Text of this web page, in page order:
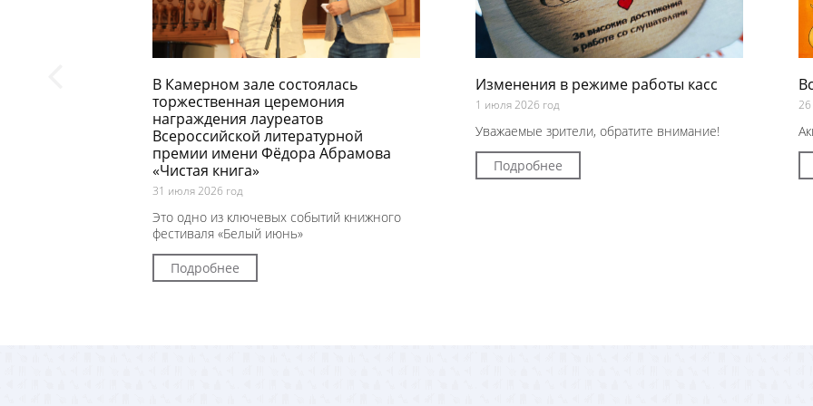
В Камерном зале состоялась
торжественная церемония
награждения лауреатов
Всероссийской литературной
премии имени Фёдора Абрамова
«Чистая книга»
31 июля 2026 год
Это одно из ключевых событий книжного
фестиваля «Белый июнь»
Подробнее
Изменения в режиме работы касс
1 июля 2026 год
Уважаемые зрители, обратите внимание!
Подробнее